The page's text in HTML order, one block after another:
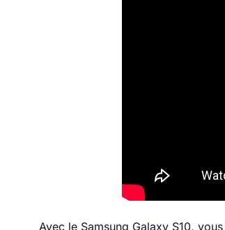
Avec le Samsung Galaxy S10,